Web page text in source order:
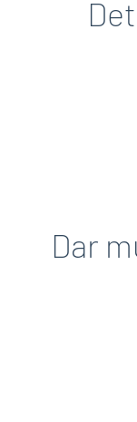
Dar